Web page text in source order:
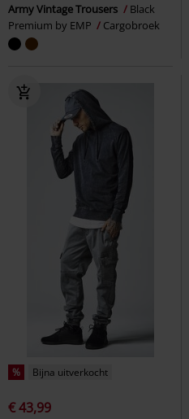
Army Vintage Trousers
Black
Premium by EMP
Cargobroek
% Bijna uitverkocht
€ 43,99